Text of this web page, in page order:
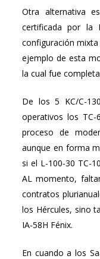
Otra alternativa
certificada por la
configuración
ejemplo de esta
la cual fue
De los 5 KC/C-
operativos los
proceso de
aunque en forma
si el L-100-30 TC-
AL momento,
contratos
los Hércules, sino
IA-58H Fénix.
En cuando a los